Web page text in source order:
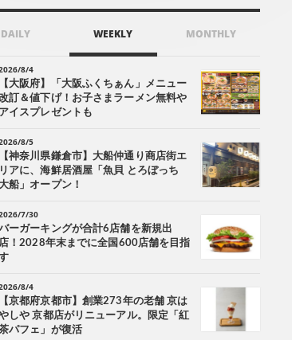
DAILY WEEKLY MONTHLY
8/4
【大阪府】「大阪ふくちぁん」メニュー
改訂＆値下げ！お子さまラーメン無料や
アイスプレゼントも
8/5
【神奈川県鎌倉市】大船仲通り商店街エ
リアに、海鮮居酒屋「魚貝 とろぼっち
大船」オープン！
7/30
ーガーキングが合計6店舗を新規出
店！2028年末までに全国600店舗を目指
8/4
【京都府京都市】創業273年の老舗 京は
しや 京都店がリニューアル。限定「紅
パフェ」が復活